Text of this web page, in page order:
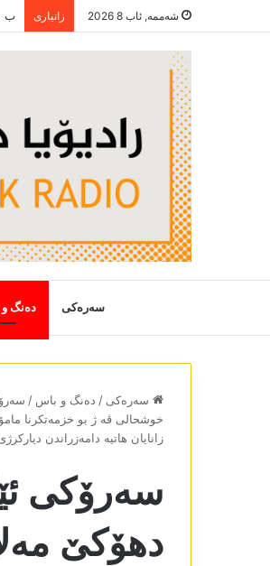
شەممە, ئاب 8 2026 زانیاری
سەرەکی دەنگ
سەرەکی / دەنگ و باس /
زانایان ھاتیە دامەزراندن
سەرۆکی
دھۆکێ